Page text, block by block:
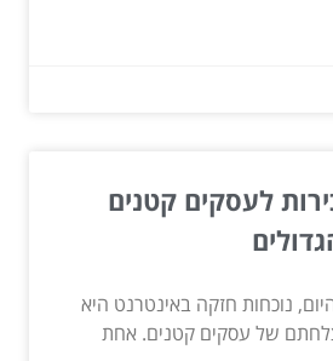
לעסקים קטנים
נוכחות חזקה באינטרנט היא
של עסקים קטנים. אחת